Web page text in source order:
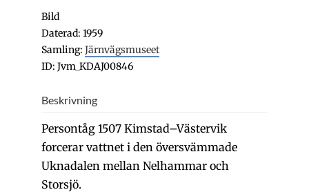
Bild
Daterad: 1959
Samling: Järnvägsmuseet
ID: Jvm_KDAJ00846
Beskrivning
Persontåg 1507 Kimstad–Västervik
forcerar vattnet i den översvämmade
Uknadalen mellan Nelhammar och
Storsjö.